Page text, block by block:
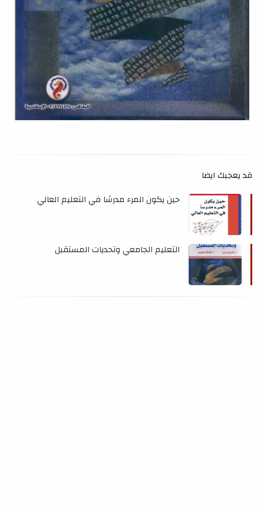
قد يعجبك ايضا
حين يكون المرء مدرسًا في التعليم العالي
التعليم الجامعي وتحديات المستقبل